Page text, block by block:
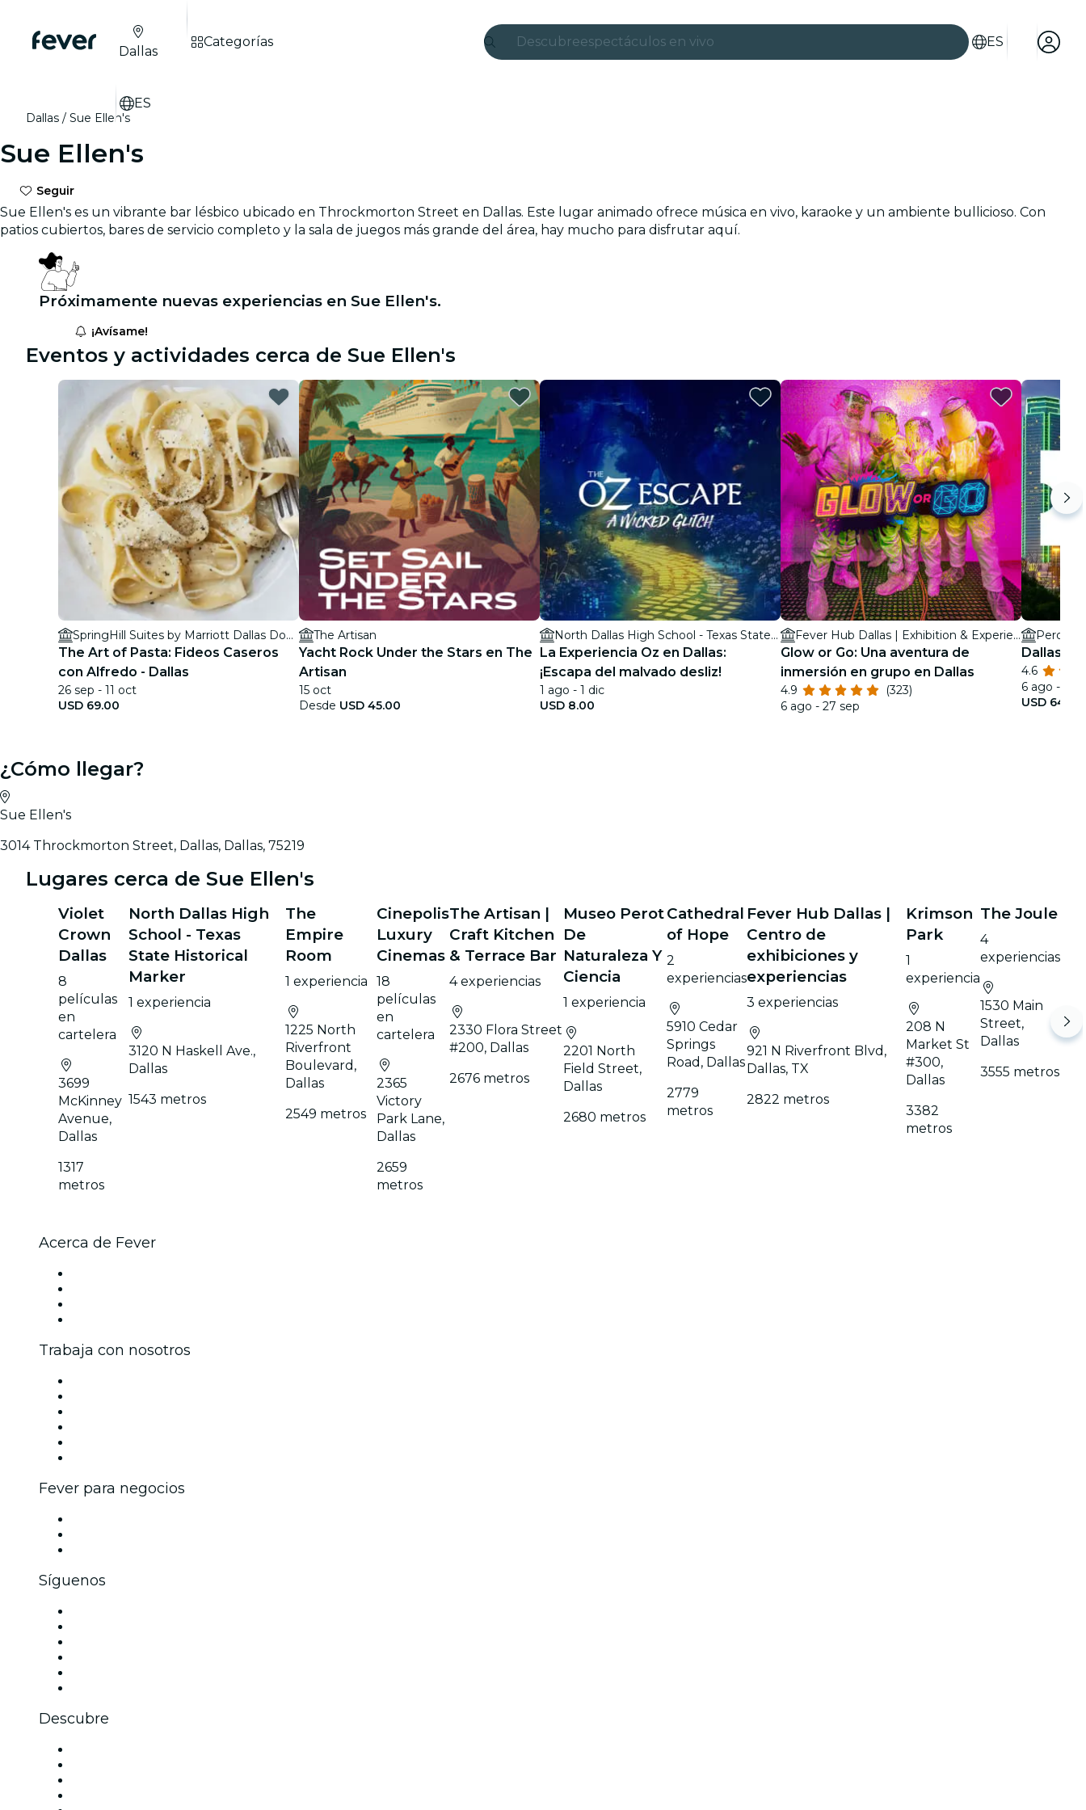
Descubreespectáculos en vivo
São Paulo
restaurantes
ES
Dallas
ES
Categorías
Dallas Sue Ellen's
Sue Ellen's
Seguir
Sue Ellen's es un vibrante bar lésbico ubicado en Throckmorton Street en Dallas. Este lugar animado ofrece música en vivo, karaoke y un ambiente bullicioso. Con
patios cubiertos, bares de servicio completo y la sala de juegos más grande del área, hay mucho para disfrutar aquí.
Próximamente nuevas experiencias en Sue Ellen's.
¡Avísame!
Eventos y actividades cerca de Sue Ellen's
SpringHill Suites by Marriott Dallas Downtown/West End
The Art of Pasta: Fideos Caseros
con Alfredo - Dallas
26 sep - 11 oct
USD 69.00
The Artisan
Yacht Rock Under the Stars en The
Artisan
15 oct
Desde USD 45.00
North Dallas High School - Texas State Historical Marker
La Experiencia Oz en Dallas:
¡Escapa del malvado desliz!
1 ago - 1 dic
USD 8.00
Fever Hub Dallas | Exhibition & Experience Center
Glow or Go: Una aventura de
inmersión en grupo en Dallas
4.9
(323)
6 ago - 27 sep
Perot
Dallas
4.6
6 ago - 1
USD 64.00
¿Cómo llegar?
Sue Ellen's
3014 Throckmorton Street, Dallas, Dallas, 75219
Lugares cerca de Sue Ellen's
Violet
Crown
Dallas
8
películas
en
cartelera
3699
McKinney
Avenue,
Dallas
1317
metros
North Dallas High
School - Texas
State Historical
Marker
1 experiencia
3120 N Haskell Ave.,
Dallas
1543 metros
The
Empire
Room
1 experiencia
1225 North
Riverfront
Boulevard,
Dallas
2549 metros
Cinepolis
Luxury
Cinemas
18
películas
en
cartelera
2365
Victory
Park Lane,
Dallas
2659
metros
The Artisan |
Craft Kitchen
& Terrace Bar
4 experiencias
2330 Flora Street
#200, Dallas
2676 metros
Museo Perot
De
Naturaleza Y
Ciencia
1 experiencia
2201 North
Field Street,
Dallas
2680 metros
Cathedral
of Hope
2
experiencias
5910 Cedar
Springs
Road, Dallas
2779
metros
Fever Hub Dallas |
Centro de
exhibiciones y
experiencias
3 experiencias
921 N Riverfront Blvd,
Dallas, TX
2822 metros
Krimson
Park
1
experiencia
208 N
Market St
#300,
Dallas
3382
metros
The Joule
4
experiencias
1530 Main
Street,
Dallas
3555 metros
Acerca de Fever
Trabaja con nosotros
Fever para negocios
Síguenos
Descubre